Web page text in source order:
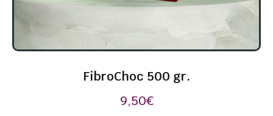
FibroChoc 500 gr.
9,50€